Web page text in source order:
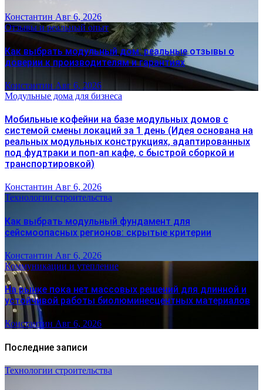
Константин Авг 6, 2026
Отзывы и реальный опыт
Как выбрать модульный дом: реальные отзывы о
доверии к производителям и гарантиях
Константин Авг 6, 2026
Модульные дома для бизнеса
Мобильные кофейни на базе модульных домов с
системой смены локаций за 1 день (Идея основана на
реальных модульных конструкциях, адаптированных
под фудтраки и поп-ап кафе, с быстрой сборкой и
транспортировкой)
Константин Авг 6, 2026
Технологии строительства
Как выбрать модульный фундамент для
сейсмоопасных регионов: скрытые критерии
Константин Авг 6, 2026
Коммуникации и утепление
На рынке пока нет массовых решений для длинной и
устойчивой работы биолюминесцентных материалов
Константин Авг 6, 2026
Последние записи
Технологии строительства